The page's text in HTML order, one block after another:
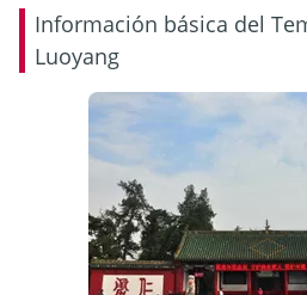
Información básica del
Luoyang